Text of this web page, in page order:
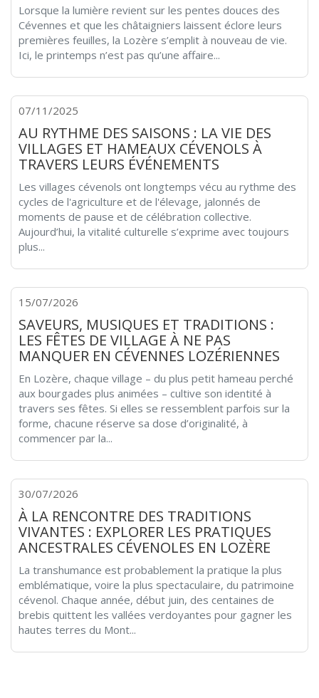
Lorsque la lumière revient sur les pentes douces des
Cévennes et que les châtaigniers laissent éclore leurs
premières feuilles, la Lozère s’emplit à nouveau de vie.
Ici, le printemps n’est pas qu’une affaire...
07/11/2025
AU RYTHME DES SAISONS : LA VIE DES
VILLAGES ET HAMEAUX CÉVENOLS À
TRAVERS LEURS ÉVÉNEMENTS
Les villages cévenols ont longtemps vécu au rythme des
cycles de l'agriculture et de l'élevage, jalonnés de
moments de pause et de célébration collective.
Aujourd’hui, la vitalité culturelle s’exprime avec toujours
plus...
15/07/2026
SAVEURS, MUSIQUES ET TRADITIONS :
LES FÊTES DE VILLAGE À NE PAS
MANQUER EN CÉVENNES LOZÉRIENNES
En Lozère, chaque village – du plus petit hameau perché
aux bourgades plus animées – cultive son identité à
travers ses fêtes. Si elles se ressemblent parfois sur la
forme, chacune réserve sa dose d’originalité, à
commencer par la...
30/07/2026
À LA RENCONTRE DES TRADITIONS
VIVANTES : EXPLORER LES PRATIQUES
ANCESTRALES CÉVENOLES EN LOZÈRE
La transhumance est probablement la pratique la plus
emblématique, voire la plus spectaculaire, du patrimoine
cévenol. Chaque année, début juin, des centaines de
brebis quittent les vallées verdoyantes pour gagner les
hautes terres du Mont...